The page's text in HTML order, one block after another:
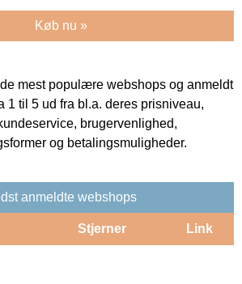
Køb nu »
mest populære webshops og anmeldt
1 til 5 ud fra bl.a. deres prisniveau,
brugervenlighed,
og betalingsmuligheder.
anmeldte webshops
Stjerner Link